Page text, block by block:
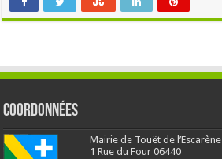
Coordonnées
Mairie de Touët de l’Escarène
1 Rue du Four 06440